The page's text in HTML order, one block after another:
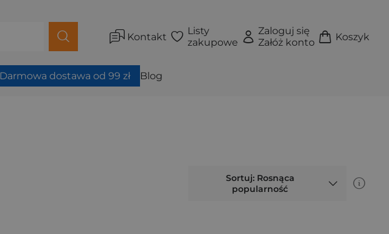
Kontakt
Listy
zakupowe
Zaloguj się
Załóż konto
Koszyk
Darmowa dostawa od 99 zł Blog
Sortuj: Rosnąca
popularność